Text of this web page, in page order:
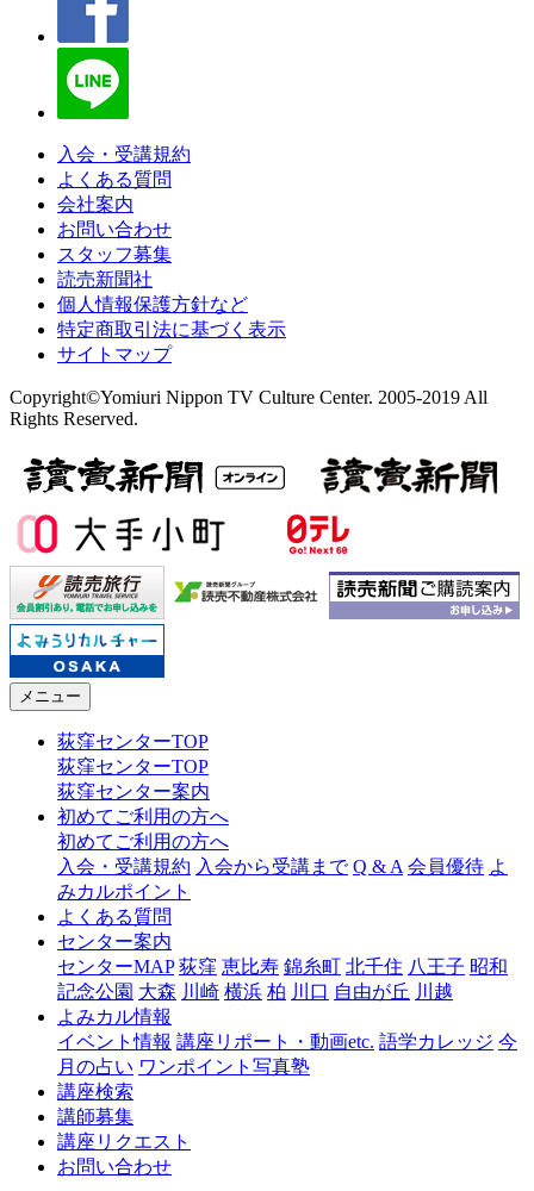
入会・受講規約
よくある質問
会社案内
お問い合わせ
スタッフ募集
読売新聞社
個人情報保護方針など
特定商取引法に基づく表示
サイトマップ
Copyright©Yomiuri Nippon TV Culture Center. 2005-2019 All
Rights Reserved.
メニュー
荻窪センターTOP
荻窪センターTOP
荻窪センター案内
初めてご利用の方へ
初めてご利用の方へ
入会・受講規約 入会から受講まで Q & A 会員優待 よ
みカルポイント
よくある質問
センター案内
センターMAP 荻窪 恵比寿 錦糸町 北千住 八王子 昭和
記念公園 大森 川崎 横浜 柏 川口 自由が丘 川越
よみカル情報
イベント情報 講座リポート・動画etc. 語学カレッジ 今
月の占い ワンポイント写真塾
講座検索
講師募集
講座リクエスト
お問い合わせ